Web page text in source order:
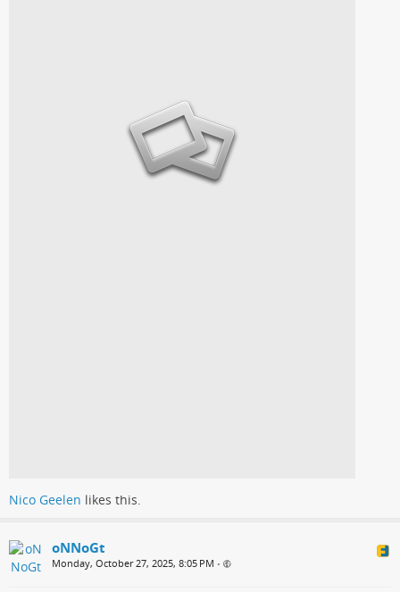
Nico Geelen likes this.
oNNoGt
Monday, October 27, 2025, 8:05 PM •